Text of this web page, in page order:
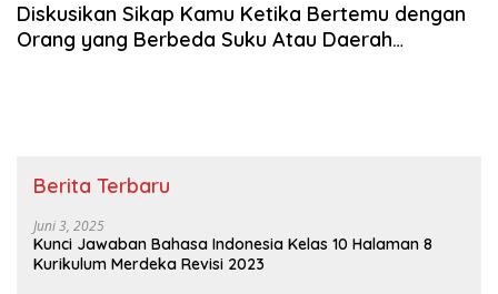
Diskusikan Sikap Kamu Ketika Bertemu dengan
Orang yang Berbeda Suku Atau Daerah
Berita Terbaru
Juni 3, 2025
Kunci Jawaban Bahasa Indonesia Kelas 10 Halaman 8
Kurikulum Merdeka Revisi 2023